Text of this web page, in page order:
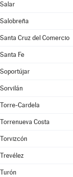
Salar
Salobreña
Santa Cruz del Comercio
Santa Fe
Soportújar
Sorvilán
Torre-Cardela
Torrenueva Costa
Torvizcón
Trevélez
Turón